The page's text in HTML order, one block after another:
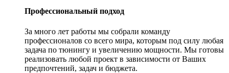
Профессиональный подход
За много лет работы мы собрали команду
профессионалов со всего мира, которым под силу любая
задача по тюнингу и увеличению мощности. Мы готовы
реализовать любой проект в зависимости от Ваших
предпочтений, задач и бюджета.